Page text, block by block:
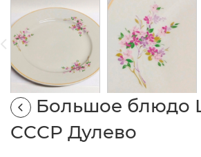
Большое блюдо
СССР Дулево